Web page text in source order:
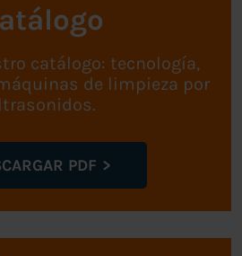
catálogo: tecnología,
de limpieza por
PDF